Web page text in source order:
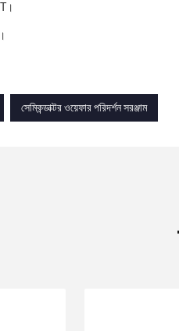
সেমিকন্ডাক্টর ওয়েফার পরিদর্শন সরঞ্জাম